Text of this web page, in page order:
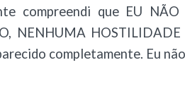
compreendi que EU
NENHUMA
completamente. Eu